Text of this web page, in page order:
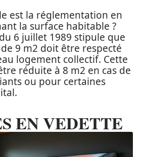
est la réglementation en
la surface habitable ?
6 juillet 1989 stipule que
9 m2 doit être respecté
logement collectif. Cette
réduite à 8 m2 en cas de
ou pour certaines
EN VEDETTE